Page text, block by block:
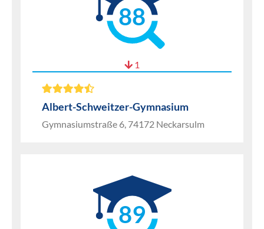
88
1
Albert-Schweitzer-Gymnasium
Gymnasiumstraße 6, 74172 Neckarsulm
89